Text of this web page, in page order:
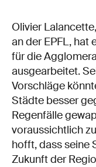
Olivier
an der EPFL, hat
für die
ausgearbeitet.
Vorschläge
Städte besser
Regenfälle
voraussichtlich
hofft, dass seine
Zukunft der